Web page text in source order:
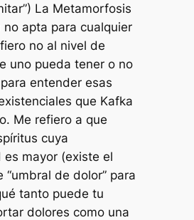
La Metamorfosis
no apta para cualquier
no al nivel de
uno pueda tener o no
entender esas
que Kafka
Me refiero a que
cuya
es mayor (existe el
“umbral de dolor” para
tanto puede tu
dolores como una